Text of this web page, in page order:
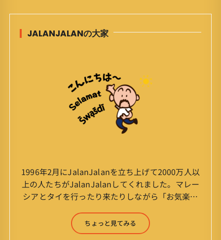
JALANJALANの大家
1996年2月にJalanJalanを立ち上げて2000万人以
上の人たちがJalanJalanしてくれました。マレー
シアとタイを行ったり来たりしながら「お気楽」
森 淳（Jun Yamamori） 生年月日 ：1959年
7月4日(61才) 生まれ ：香港(3才まで)
ちょっと見てみる